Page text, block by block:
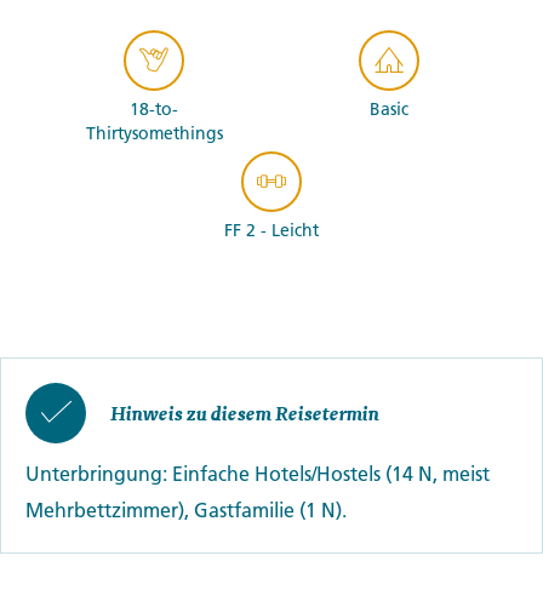
18-to-
Thirtysomethings
Basic
FF 2 - Leicht
Hinweis zu diesem Reisetermin
Unterbringung: Einfache Hotels/Hostels (14 N, meist
Mehrbettzimmer), Gastfamilie (1 N).